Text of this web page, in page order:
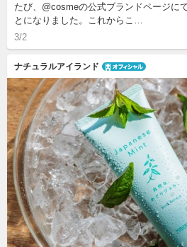
たび、@cosmeの公式ブランドページに
とになりました。これからこ…
3/2
ナチュラルアイランド